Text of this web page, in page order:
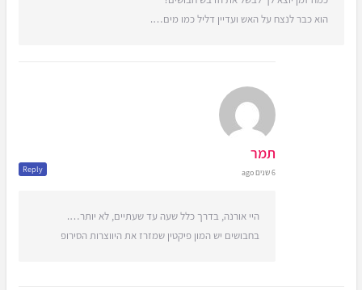
הוא כבר לנצח על האש ועדיין דליל כמו מים….
תמר
6 שנים ago Reply
היי אורנה, בדרך כלל שעה עד שעתיים, לא יותר….
בחבושים יש המון פיקטין שמזרז את היווצרות הסירופ